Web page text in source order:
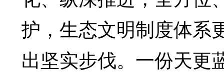
护，生态文明制度体系
出坚实步伐。一份天更